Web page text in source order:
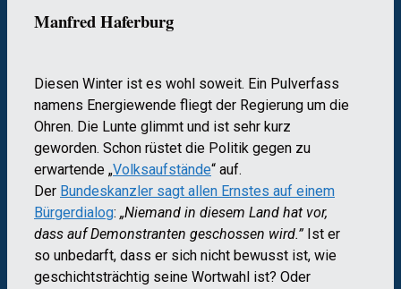
Manfred Haferburg
Diesen Winter ist es wohl soweit. Ein Pulverfass
namens Energiewende fliegt der Regierung um die
Ohren. Die Lunte glimmt und ist sehr kurz
geworden. Schon rüstet die Politik gegen zu
erwartende „Volksaufstände“ auf.
Der Bundeskanzler sagt allen Ernstes auf einem
Bürgerdialog: „Niemand in diesem Land hat vor,
dass auf Demonstranten geschossen wird.” Ist er
so unbedarft, dass er sich nicht bewusst ist, wie
geschichtsträchtig seine Wortwahl ist? Oder